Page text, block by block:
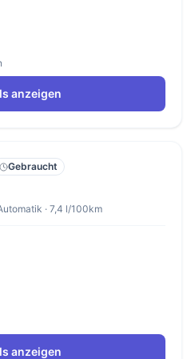
anzeigen
Gebraucht
· 7,4 l/100km
anzeigen